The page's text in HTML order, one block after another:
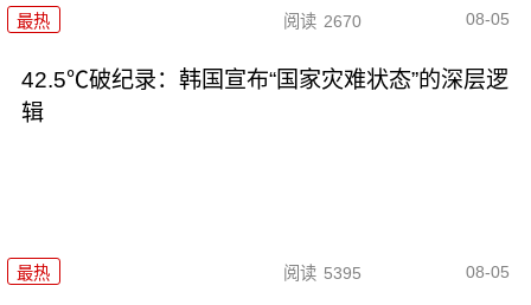
最热 阅读 2670 08-05
42.5℃破纪录：韩国宣布“国家灾难状态”的深层逻
辑
最热 阅读 5395 08-05